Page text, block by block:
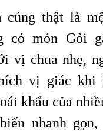
cúng thật là
có món Gỏi
vị chua nhẹ,
vị giác khi
khẩu của
nhanh